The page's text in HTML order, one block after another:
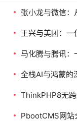
张小龙与微信：
王兴与美团：一
马化腾与腾讯：
全栈AI与鸿蒙的
ThinkPHP8无
PbootCMS网站